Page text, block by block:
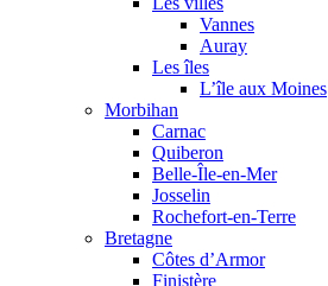
Vannes
Auray
Les îles
L’île aux Moines
Morbihan
Carnac
Quiberon
Belle-Île-en-Mer
Josselin
Rochefort-en-Terre
Bretagne
Côtes d’Armor
Finistère